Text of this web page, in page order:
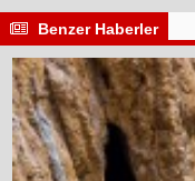
Benzer Haberler